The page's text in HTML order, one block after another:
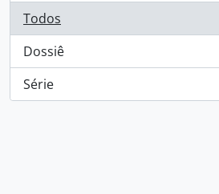
Todos
Dossiê
, 869 resultados
Série
, 4 resultados